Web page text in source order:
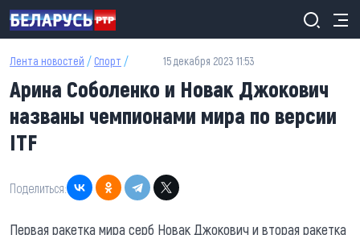
Перейти к основному содержанию
Лента новостей / Спорт / 15 декабря 2023 11:53
Арина Соболенко и Новак Джокович
названы чемпионами мира по версии
ITF
Поделиться:
Первая ракетка мира серб Новак Джокович и вторая ракетка